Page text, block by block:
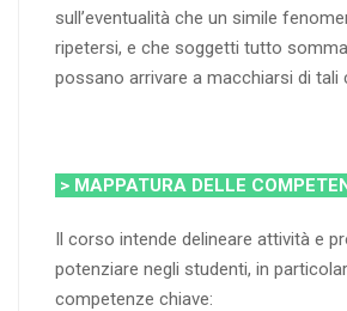
sull’eventualità che un simile
ripetersi, e che soggetti tutto
possano arrivare a macchiarsi di tali
> MAPPATURA DELLE
Il corso intende delineare attività e
potenziare negli studenti, in
competenze chiave: